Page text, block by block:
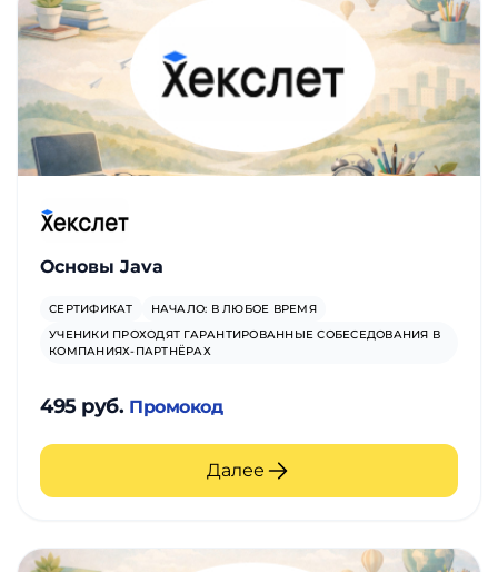
Основы Java
СЕРТИФИКАТ
НАЧАЛО: В ЛЮБОЕ ВРЕМЯ
УЧЕНИКИ ПРОХОДЯТ ГАРАНТИРОВАННЫЕ СОБЕСЕДОВАНИЯ В
КОМПАНИЯХ-ПАРТНЁРАХ
495 руб. Промокод
Далее